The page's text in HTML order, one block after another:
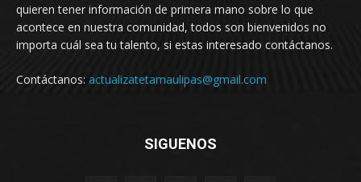
quieren tener información de primera mano sobre lo que
acontece en nuestra comunidad, todos son bienvenidos no
importa cuál sea tu talento, si estas interesado contáctanos.
Contáctanos: actualizatetamaulipas@gmail.com
SIGUENOS